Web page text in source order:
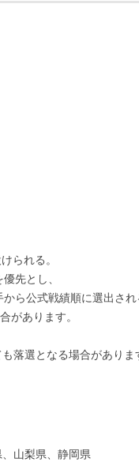
られる。
先とし、
ら公式戦績順に選出され
があります。
落選となる場合がありま
山梨県、静岡県